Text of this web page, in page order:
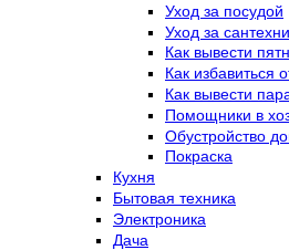
Уход за посудой
Уход за
Как вывести
Как избавиться
Как вывести
Помощники в
Обустройство
Покраска
Кухня
Бытовая техника
Электроника
Дача